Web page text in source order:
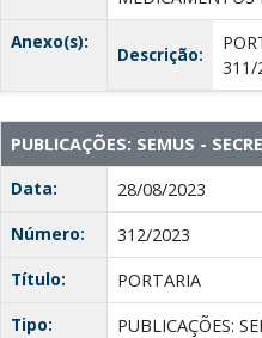
Anexo(s):
Descrição:
311/
PUBLICAÇÕES: SEMUS -
Data:
28/08/2023
Número:
312/2023
Título:
PORTARIA
Tipo:
PUBLICAÇÕES: